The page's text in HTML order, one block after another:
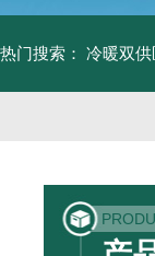
热门搜索： 冷暖双